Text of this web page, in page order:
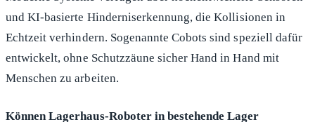
und KI-basierte Hinderniserkennung, die Kollisionen in
Echtzeit verhindern. Sogenannte Cobots sind speziell dafür
entwickelt, ohne Schutzzäune sicher Hand in Hand mit
Menschen zu arbeiten.
Können Lagerhaus-Roboter in bestehende Lager